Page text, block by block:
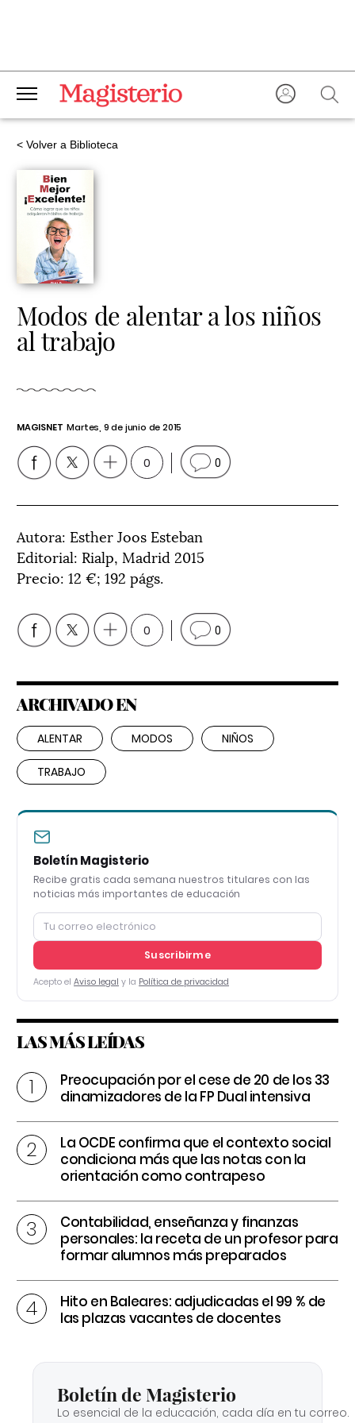
< Volver a Biblioteca
Modos de alentar a los niños
al trabajo
MAGISNET Martes, 9 de junio de 2015
0 0
Autora: Esther Joos Esteban
Editorial: Rialp, Madrid 2015
Precio: 12 €; 192 págs.
0 0
ARCHIVADO EN
ALENTAR MODOS NIÑOS
TRABAJO
Boletín Magisterio
Recibe gratis cada semana nuestros titulares con las
noticias más importantes de educación
Suscribirme
Acepto el Aviso legal y la Política de privacidad
LAS MÁS LEÍDAS
Preocupación por el cese de 20 de los 33
dinamizadores de la FP Dual intensiva
La OCDE confirma que el contexto social
condiciona más que las notas con la
orientación como contrapeso
Contabilidad, enseñanza y finanzas
personales: la receta de un profesor para
formar alumnos más preparados
Hito en Baleares: adjudicadas el 99 % de
las plazas vacantes de docentes
Boletín de Magisterio
Lo esencial de la educación, cada día en tu correo.